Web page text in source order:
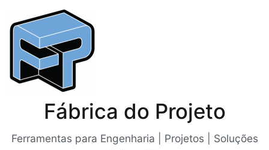
para
conteúdo
Fábrica do Projeto
Ferramentas para Engenharia | Projetos | Soluções